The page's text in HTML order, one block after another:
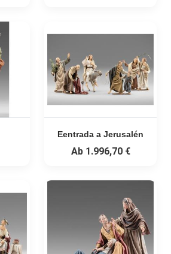
Eentrada a Jerusalén
Ab1.996,70 €